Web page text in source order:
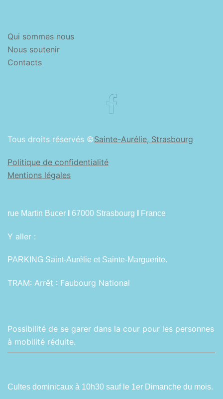
Qui sommes nous
Nous soutenir
Contacts
Tous droits réservés ©Sainte-Aurélie, Strasbourg
Politique de confidentialité
Mentions légales
rue Martin Bucer 67000 Strasbourg France
Y aller :
PARKING Saint-Aurélie et Sainte-Marguerite.
TRAM: Arrêt : Faubourg National
Possibilité de se garer dans la cour pour les personnes
à mobilité réduite.
Cultes dominicaux à 10h30 sauf le 1er Dimanche du mois.